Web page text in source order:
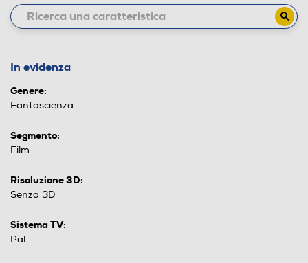
In evidenza
Genere:
Fantascienza
Segmento:
Film
Risoluzione 3D:
Senza 3D
Sistema TV:
Pal